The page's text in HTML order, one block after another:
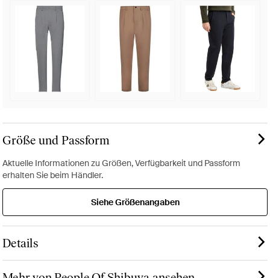
Größe und Passform
Aktuelle Informationen zu Größen, Verfügbarkeit und Passform
erhalten Sie beim Händler.
Siehe Größenangaben
Details